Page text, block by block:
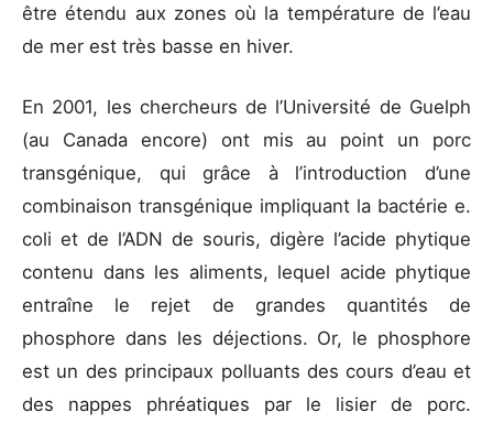
être étendu aux zones où la température de l’eau
de mer est très basse en hiver.
En 2001, les chercheurs de l’Université de Guelph
(au Canada encore) ont mis au point un porc
transgénique, qui grâce à l’introduction d’une
combinaison transgénique impliquant la bactérie e.
coli et de l’ADN de souris, digère l’acide phytique
contenu dans les aliments, lequel acide phytique
entraîne le rejet de grandes quantités de
phosphore dans les déjections. Or, le phosphore
est un des principaux polluants des cours d’eau et
des nappes phréatiques par le lisier de porc.